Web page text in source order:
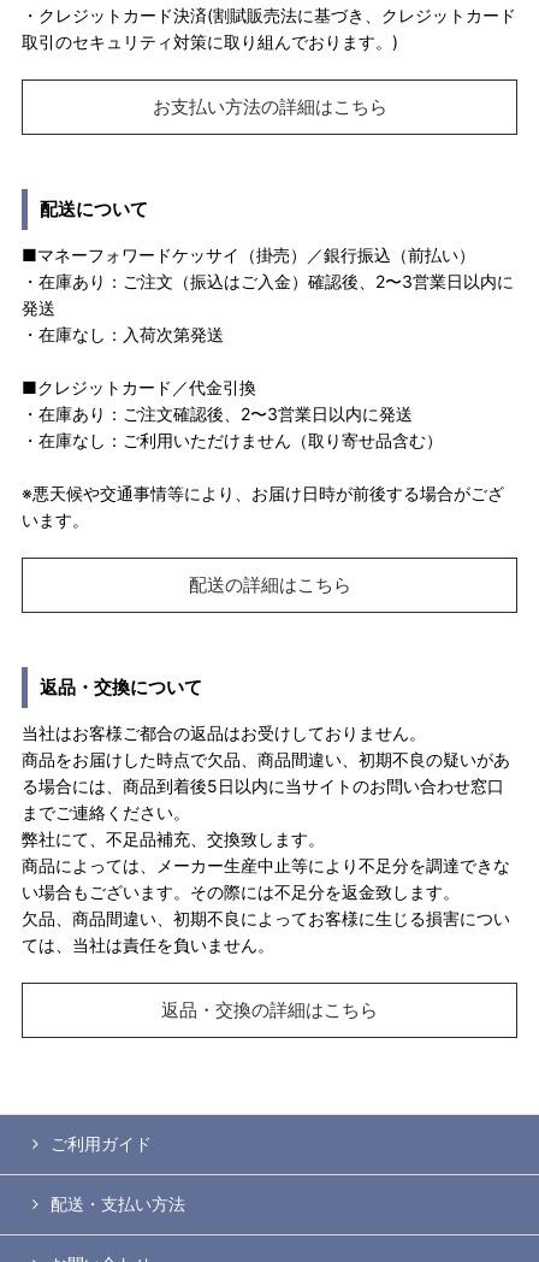
・クレジットカード決済(割賦販売法に基づき、クレジットカード
取引のセキュリティ対策に取り組んでおります。)
お支払い方法の詳細はこちら
配送について
■マネーフォワードケッサイ（掛売）／銀行振込（前払い）
・在庫あり：ご注文（振込はご入金）確認後、2〜3営業日以内に
発送
・在庫なし：入荷次第発送
■クレジットカード／代金引換
・在庫あり：ご注文確認後、2〜3営業日以内に発送
・在庫なし：ご利用いただけません（取り寄せ品含む）
※悪天候や交通事情等により、お届け日時が前後する場合がござ
います。
配送の詳細はこちら
返品・交換について
当社はお客様ご都合の返品はお受けしておりません。
商品をお届けした時点で欠品、商品間違い、初期不良の疑いがあ
る場合には、商品到着後5日以内に当サイトのお問い合わせ窓口
までご連絡ください。
弊社にて、不足品補充、交換致します。
商品によっては、メーカー生産中止等により不足分を調達できな
い場合もございます。その際には不足分を返金致します。
欠品、商品間違い、初期不良によってお客様に生じる損害につい
ては、当社は責任を負いません。
返品・交換の詳細はこちら
ご利用ガイド
配送・支払い方法